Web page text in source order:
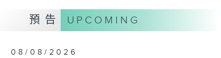
預告 UPCOMING
08/08/2026